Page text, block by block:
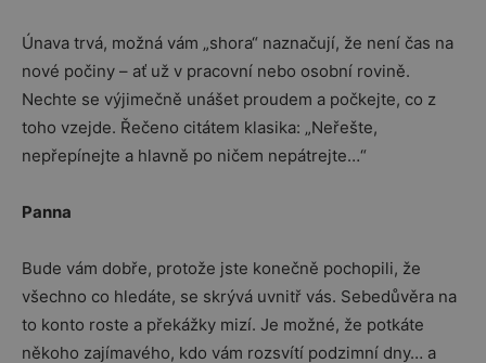
Únava trvá, možná vám „shora“ naznačují, že není čas na
nové počiny – ať už v pracovní nebo osobní rovině.
Nechte se výjimečně unášet proudem a počkejte, co z
toho vzejde. Řečeno citátem klasika: „Neřešte,
nepřepínejte a hlavně po ničem nepátrejte…“
Panna
Bude vám dobře, protože jste konečně pochopili, že
všechno co hledáte, se skrývá uvnitř vás. Sebedůvěra na
to konto roste a překážky mizí. Je možné, že potkáte
někoho zajímavého, kdo vám rozsvítí podzimní dny… a